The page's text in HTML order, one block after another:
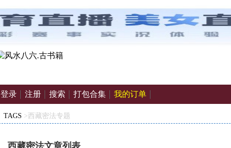
登录 注册 搜索 打包合集 我的订单
TAGS >西藏密法专题
西藏密法文章列表